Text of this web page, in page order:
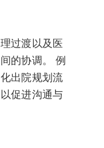
过渡以及医
的协调。 例
出院规划流
促进沟通与